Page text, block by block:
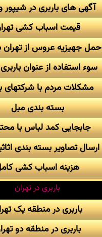
آگهی های باربری در شیپور
قیمت اسباب کشی
حمل جهیزیه عروس از تهران
سوء استفاده از عنوان
مشکلات مردم با شرکتهای
بسته بندی مبل
جابجایی کمد لباس با
ارسال تصاویر بسته بندی
هزینه اسباب کشی
باربری در تهران
باربری در منطقه یک
باربری در منطقه دو